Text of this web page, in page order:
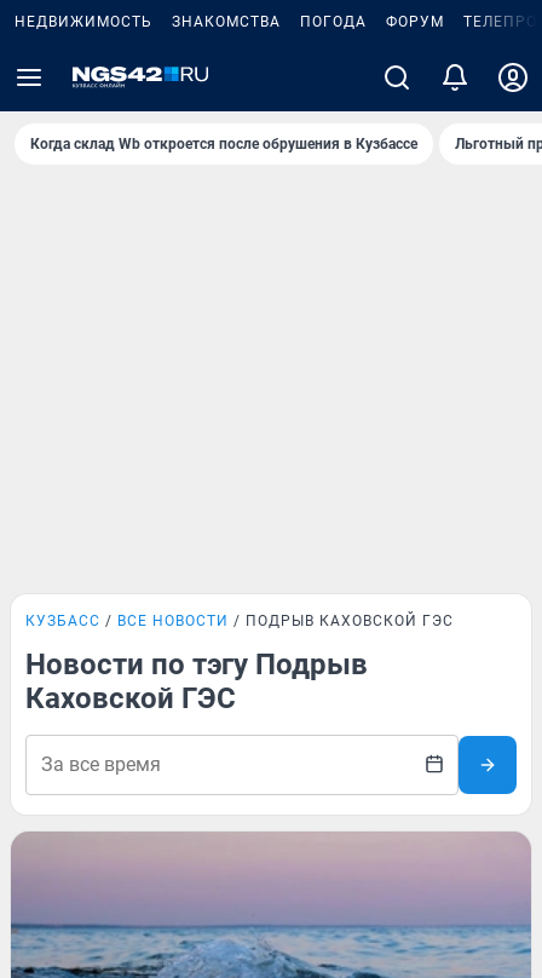
НЕДВИЖИМОСТЬ ЗНАКОМСТВА ПОГОДА ФОРУМ
Когда склад Wb откроется после обрушения в Кузбассе Льготный
КУЗБАСС ВСЕ НОВОСТИ ПОДРЫВ КАХОВСКОЙ ГЭС
Новости по тэгу Подрыв
Каховской ГЭС